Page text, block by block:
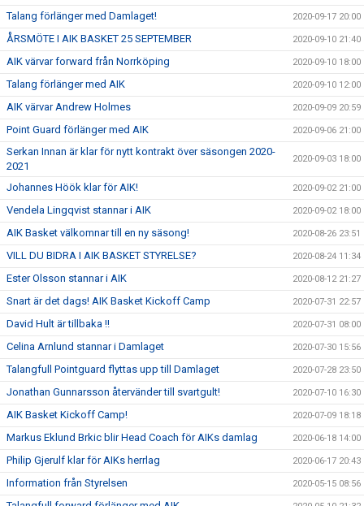
Talang förlänger med Damlaget! 2020-09-17 20:00
ÅRSMÖTE I AIK BASKET 25 SEPTEMBER 2020-09-10 21:40
AIK värvar forward från Norrköping 2020-09-10 18:00
Talang förlänger med AIK 2020-09-10 12:00
AIK värvar Andrew Holmes 2020-09-09 20:59
Point Guard förlänger med AIK 2020-09-06 21:00
Serkan Innan är klar för nytt kontrakt över säsongen 2020-
2021
2020-09-03 18:00
Johannes Höök klar för AIK! 2020-09-02 21:00
Vendela Lingqvist stannar i AIK 2020-09-02 18:00
AIK Basket välkomnar till en ny säsong! 2020-08-26 23:51
VILL DU BIDRA I AIK BASKET STYRELSE? 2020-08-24 11:34
Ester Olsson stannar i AIK 2020-08-12 21:27
Snart är det dags! AIK Basket Kickoff Camp 2020-07-31 22:57
David Hult är tillbaka !! 2020-07-31 08:00
Celina Arnlund stannar i Damlaget 2020-07-30 15:56
Talangfull Pointguard flyttas upp till Damlaget 2020-07-28 23:50
Jonathan Gunnarsson återvänder till svartgult! 2020-07-10 16:30
AIK Basket Kickoff Camp! 2020-07-09 18:18
Markus Eklund Brkic blir Head Coach för AIKs damlag 2020-06-18 14:00
Philip Gjerulf klar för AIKs herrlag 2020-06-17 20:43
Information från Styrelsen 2020-05-15 08:56